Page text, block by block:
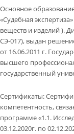
Основное
«Судебная
веществ и изделий ).
СЭ-017), выдан
от 16.06.2011 г.
высшего
государственный
Сертификаты:
компетентность,
программе «1.1.
03.12.2020г. по